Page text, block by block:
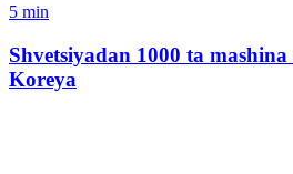
5 min
Shvetsiyadan 1000 ta
Koreya